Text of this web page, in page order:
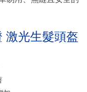
激光生髮頭盔